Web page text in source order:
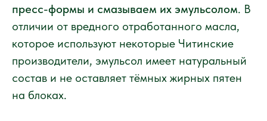
пресс-формы и смазываем их эмульсолом. В
отличии от вредного отработанного масла,
которое используют некоторые Читинские
производители, эмульсол имеет натуральный
состав и не оставляет тёмных жирных пятен
на блоках.